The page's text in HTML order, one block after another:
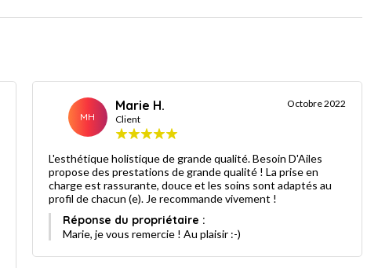
MH
Marie H.
Client
Octobre 2022
L'esthétique holistique de grande qualité. Besoin D'Ailes
propose des prestations de grande qualité ! La prise en
charge est rassurante, douce et les soins sont adaptés au
profil de chacun (e). Je recommande vivement !
Réponse du propriétaire :
Marie, je vous remercie ! Au plaisir :-)